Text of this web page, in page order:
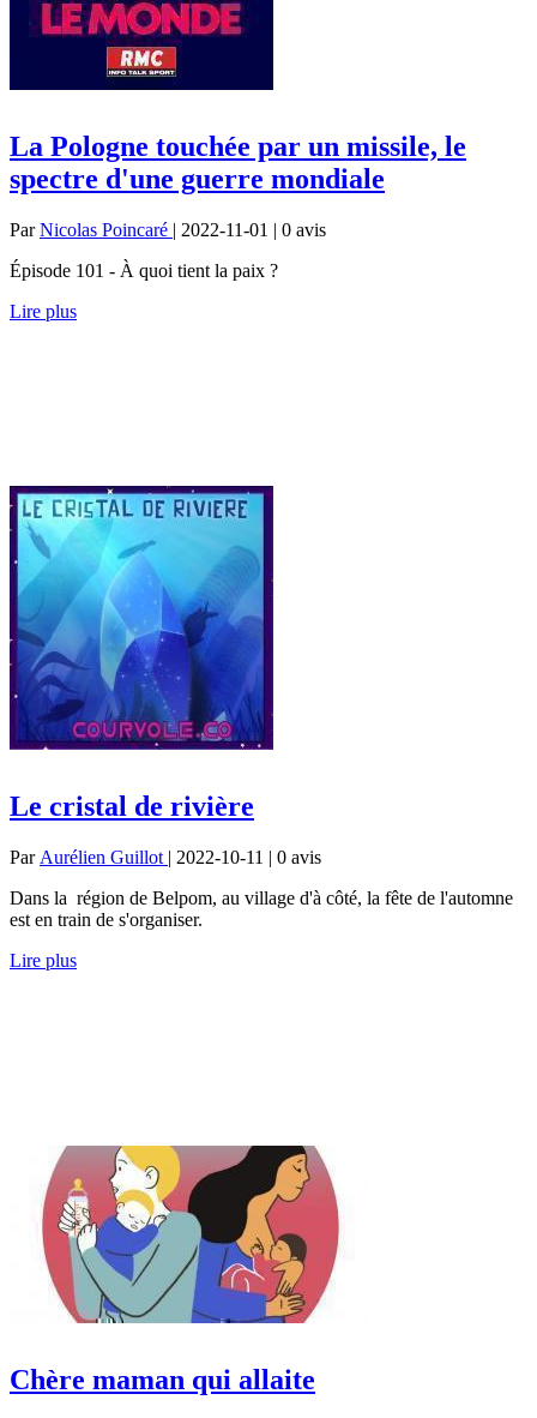
La Pologne touchée par un missile, le
spectre d'une guerre mondiale
ParNicolas Poincaré | 2022-11-01 | 0 avis
Épisode 101 - À quoi tient la paix ?
Lire plus
Le cristal de rivière
Par Aurélien Guillot | 2022-10-11 | 0 avis
Dans la région de Belpom, au village d'à côté, la fête de l'automne
est en train de s'organiser.
Lire plus
Chère maman qui allaite